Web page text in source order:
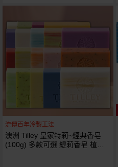
流傳百年冷製工法
澳洲 Tilley 皇家特莉~經典香皂
(100g) 多款可選 緹莉香皂 植粹